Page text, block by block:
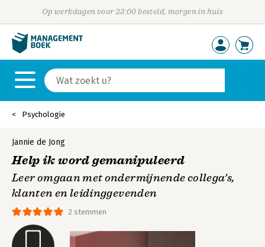
Op werkdagen voor 23:00 besteld, morgen in huis
Psychologie
2 stemmen
Jannie de Jong
Help ik word gemanipuleerd
Leer omgaan met ondermijnende collega’s,
klanten en leidinggevenden